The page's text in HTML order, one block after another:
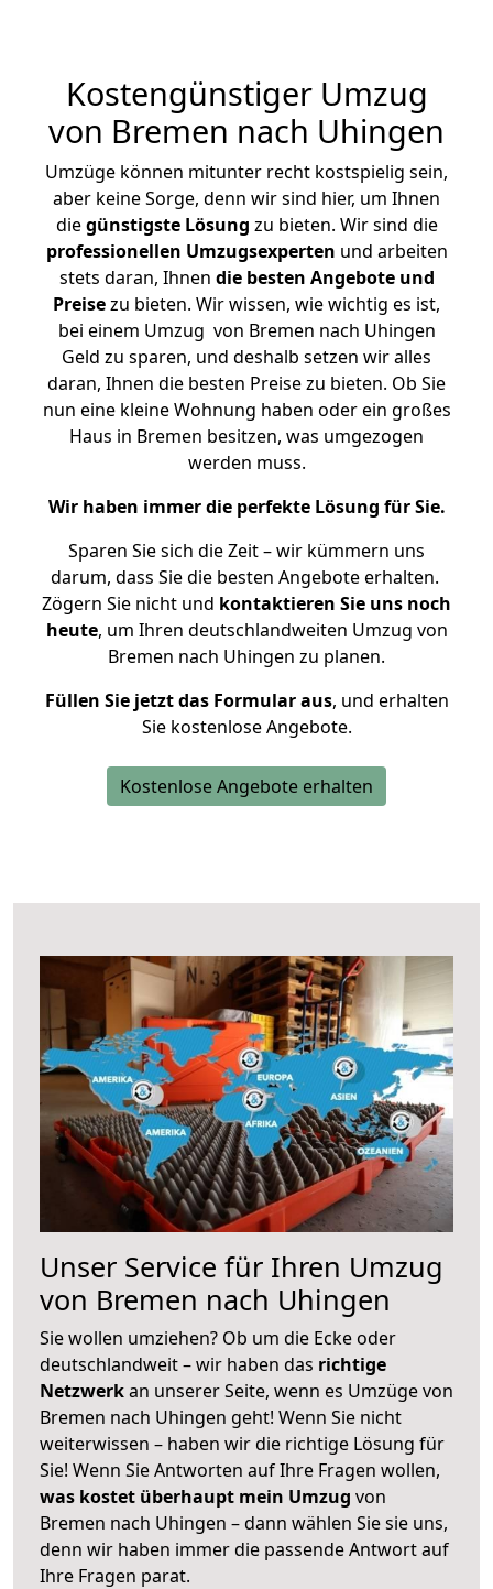
Kostengünstiger Umzug
von Bremen nach Uhingen
Umzüge können mitunter recht kostspielig sein,
aber keine Sorge, denn wir sind hier, um Ihnen
diegünstigste Lösung zu bieten. Wir sind die
professionellen Umzugsexperten und arbeiten
stets daran, Ihnen die besten Angebote und
Preisezu bieten. Wir wissen, wie wichtig es ist,
bei einem Umzug von Bremen nach Uhingen
Geld zu sparen, und deshalb setzen wir alles
daran, Ihnen die besten Preise zu bieten. Ob Sie
nun eine kleine Wohnung haben oder ein großes
Haus in Bremen besitzen, was umgezogen
werden muss.
Wir haben immer die perfekte Lösung für Sie.
Sparen Sie sich die Zeit – wir kümmern uns
darum, dass Sie die besten Angebote erhalten.
Zögern Sie nicht und kontaktieren Sie uns noch
heute, um Ihren deutschlandweiten Umzug von
Bremen nach Uhingen zu planen.
Füllen Sie jetzt das Formular aus, und erhalten
Sie kostenlose Angebote.
Kostenlose Angebote erhalten
Unser Service für Ihren Umzug
von Bremen nach Uhingen
Sie wollen umziehen? Ob um die Ecke oder
deutschlandweit – wir haben das richtige
Netzwerkan unserer Seite, wenn es Umzüge von
Bremen nach Uhingen geht! Wenn Sie nicht
weiterwissen – haben wir die richtige Lösung für
Sie! Wenn Sie Antworten auf Ihre Fragen wollen,
was kostet überhaupt mein Umzug von
Bremen nach Uhingen – dann wählen Sie sie uns,
denn wir haben immer die passende Antwort auf
Ihre Fragen parat.